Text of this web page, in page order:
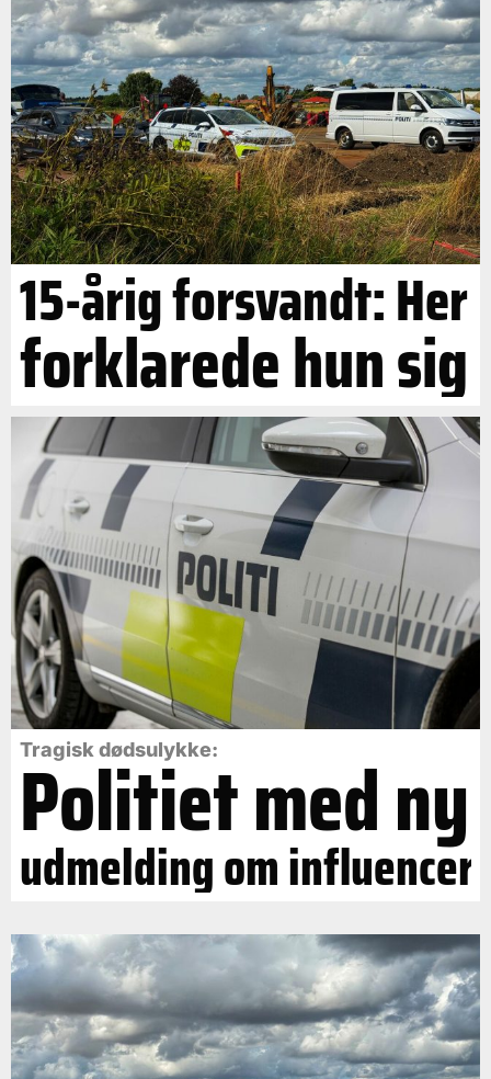
15-årig forsvandt: Her
forklarede hun sig
Tragisk dødsulykke:
Politiet med ny
udmelding om influencer